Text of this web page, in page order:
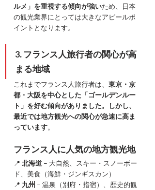
ルメ」を重視する傾向が強いため、日本
の観光業界にとっては大きなアピールポ
イントとなります。
3. フランス人旅行者の関心が高
まる地域
これまでフランス人旅行者は、 東京・京
都・大阪を中心とした「ゴールデンルー
ト」を好む傾向がありました。しかし、
最近では地方観光への関心が急速に高ま
っています。
フランス人に人気の地方観光地
📍 北海道 – 大自然、スキー・スノーボー
ド、美食（海鮮・ジンギスカン）
📍 九州 – 温泉（別府・指宿）、歴史的観